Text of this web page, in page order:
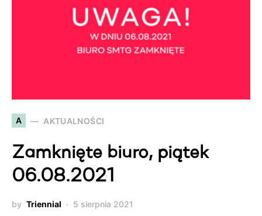
A AKTUALNOŚCI
Zamknięte biuro, piątek
06.08.2021
by Triennial 5 sierpnia 2021